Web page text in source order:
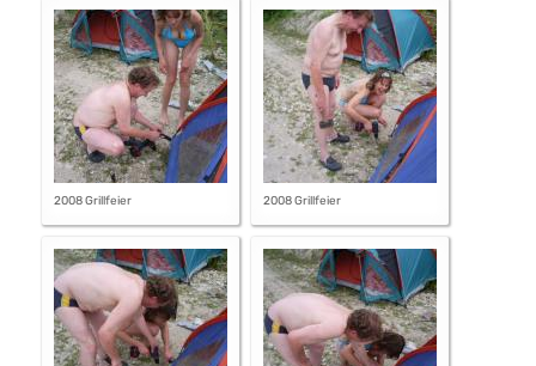
2008 Grillfeier 2008 Grillfeier